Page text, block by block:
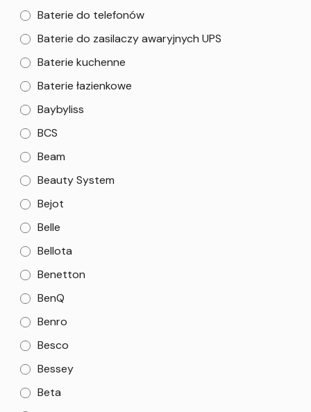
Baterie do telefonów
Baterie do zasilaczy awaryjnych UPS
Baterie kuchenne
Baterie łazienkowe
Baybyliss
BCS
Beam
Beauty System
Bejot
Belle
Bellota
Benetton
BenQ
Benro
Besco
Bessey
Beta